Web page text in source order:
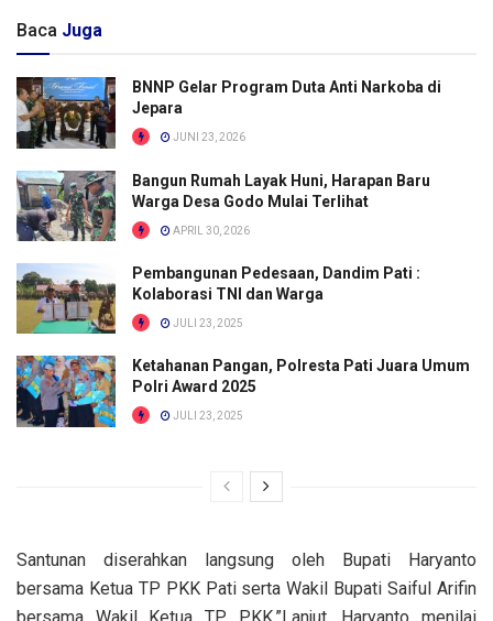
Baca Juga
BNNP Gelar Program Duta Anti Narkoba di
Jepara
JUNI 23, 2026
Bangun Rumah Layak Huni, Harapan Baru
Warga Desa Godo Mulai Terlihat
APRIL 30, 2026
Pembangunan Pedesaan, Dandim Pati :
Kolaborasi TNI dan Warga
JULI 23, 2025
Ketahanan Pangan, Polresta Pati Juara Umum
Polri Award 2025
JULI 23, 2025
Santunan diserahkan langsung oleh Bupati Haryanto
bersama Ketua TP PKK Pati serta Wakil Bupati Saiful Arifin